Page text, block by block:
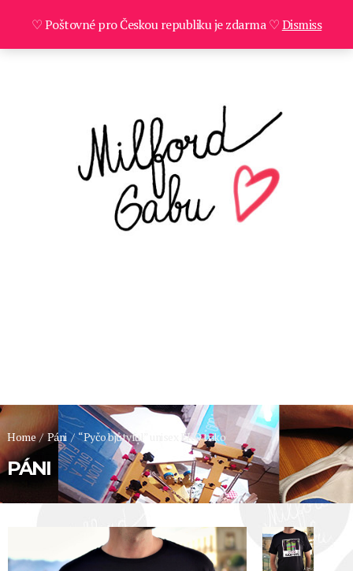
Home / Páni / “Pyčo bjůtyful” unisex EKO triko
PÁNI
♡ Poštovné pro Českou republiku je zdarma ♡Dismiss